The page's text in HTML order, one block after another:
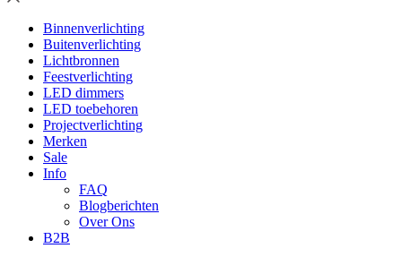
Binnenverlichting
Buitenverlichting
Lichtbronnen
Feestverlichting
LED dimmers
LED toebehoren
Projectverlichting
Merken
Sale
Info
FAQ
Blogberichten
Over Ons
B2B